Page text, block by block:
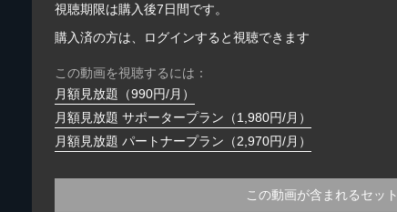
視聴期限は購入後7日間です。
購入済の方は、ログインすると視聴できます
この動画を視聴するには：
月額見放題（990円/月）
月額見放題 サポータープラン（1,980円/月）
月額見放題 パートナープラン（2,970円/月）
この動画が含まれるセット